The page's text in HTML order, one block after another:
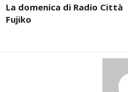
La domenica di Radio Città
Fujiko